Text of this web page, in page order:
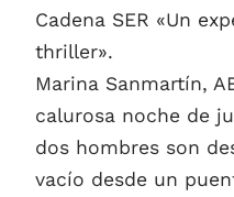
Cadena SER «Un
thriller».
Marina Sanmartín,
calurosa noche de
dos hombres son
vacío desde un